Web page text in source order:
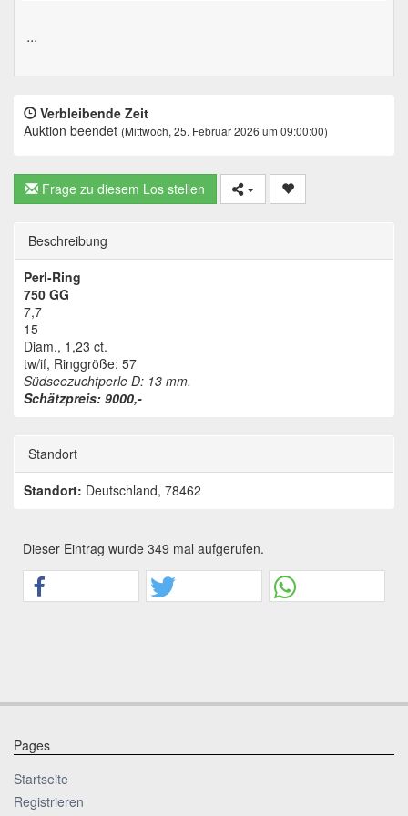
...
Verbleibende Zeit
Auktion beendet (Mittwoch, 25. Februar 2026 um 09:00:00)
Frage zu diesem Los stellen
Beschreibung
Perl-Ring
750 GG
7,7
15
Diam., 1,23 ct.
tw/if, Ringgröße: 57
Südseezuchtperle D: 13 mm.
Schätzpreis: 9000,-
Standort
Standort: Deutschland, 78462
Dieser Eintrag wurde 349 mal aufgerufen.
Pages
Startseite
Registrieren